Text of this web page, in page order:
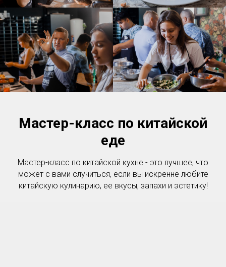
Мастер-класс по китайской
еде
Мастер-класс по китайской кухне - это лучшее, что
может с вами случиться, если вы искренне любите
китайскую кулинарию, ее вкусы, запахи и эстетику!